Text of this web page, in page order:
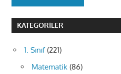
KATEGORILER
1. Sınıf(221)
Matematik (86)